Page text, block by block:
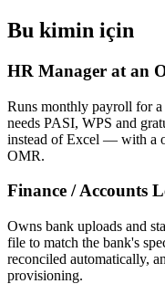
Bu kimin için
HR Manager at an
Runs monthly payroll for
needs PASI, WPS and
instead of Excel — with a
OMR.
Finance / Accounts
Owns bank uploads and
file to match the bank's
reconciled automatically,
provisioning.